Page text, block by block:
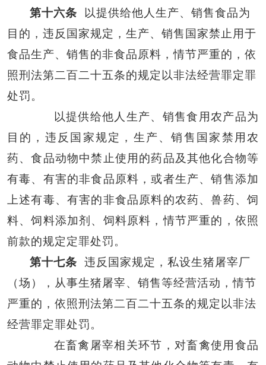
第十六条
以提供给他人生产、销售食品为
目的，违反国家规定，生产、销售国家禁止用于
食品生产、销售的非食品原料，情节严重的，依
照刑法第二百二十五条的规定以非法经营罪定罪
处罚。
以提供给他人生产、销售食用农产品为
目的，违反国家规定，生产、销售国家禁用农
药、食品动物中禁止使用的药品及其他化合物等
有毒、有害的非食品原料，或者生产、销售添加
上述有毒、有害的非食品原料的农药、兽药、饲
料、饲料添加剂、饲料原料，情节严重的，依照
前款的规定定罪处罚。
第十七条 违反国家规定，私设生猪屠宰厂
（场），从事生猪屠宰、销售等经营活动，情节
严重的，依照刑法第二百二十五条的规定以非法
经营罪定罪处罚。
在畜禽屠宰相关环节，对畜禽使用食品